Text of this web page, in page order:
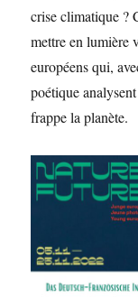
crise climatique ?
mettre en lumière
européens qui,
poétique
frappe la planète.